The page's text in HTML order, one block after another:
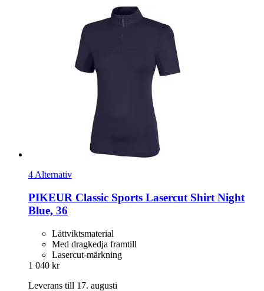
4 Alternativ
PIKEUR Classic Sports Lasercut Shirt Night
Blue, 36
Lättviktsmaterial
Med dragkedja framtill
Lasercut-märkning
1 040 kr
Leverans till 17. augusti